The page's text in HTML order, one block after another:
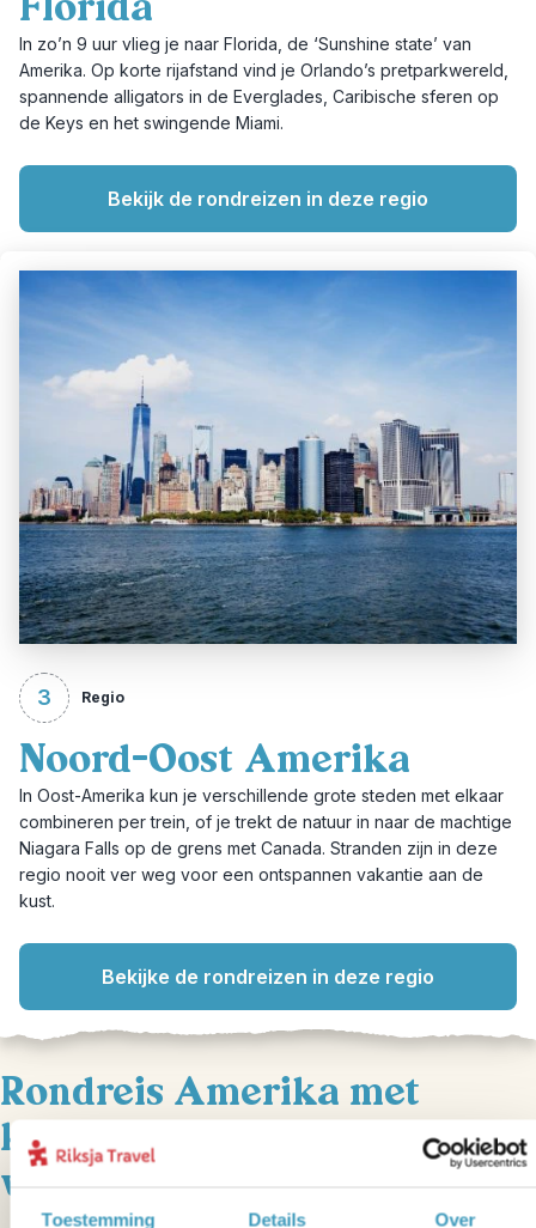
Toestemming Details Over
In zo’n 9 uur vlieg je naar Florida, de ‘Sunshine state’ van
Amerika. Op korte rijafstand vind je Orlando’s pretparkwereld,
spannende alligators in de Everglades, Caribische sferen op
de Keys en het swingende Miami.
Bekijk de rondreizen in deze regio
3 Regio
Noord-Oost Amerika
In Oost-Amerika kun je verschillende grote steden met elkaar
combineren per trein, of je trekt de natuur in naar de machtige
Niagara Falls op de grens met Canada. Stranden zijn in deze
regio nooit ver weg voor een ontspannen vakantie aan de
kust.
Bekijke de rondreizen in deze regio
Rondreis Amerika met
kinderen: veelgestelde
vragen